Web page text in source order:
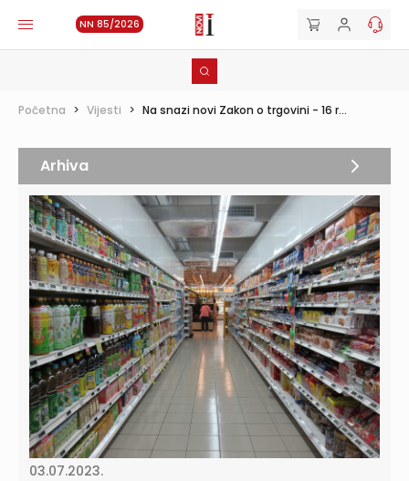
NN 85/2026
Početna > Vijesti > Na snazi novi Zakon o trgovini - 16 r...
03.07.2023.
Arhiva